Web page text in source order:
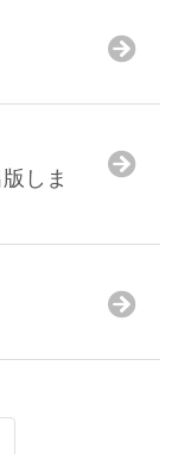
しま